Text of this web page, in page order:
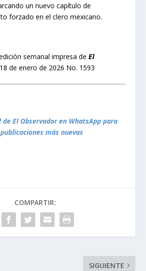
un nuevo capítulo de
forzado en el clero mexicano.
semanal impresa deEl
de enero de 2026 No. 1593
El Observador en WhatsApp para
más nuevas
COMPARTIR:
SIGUIENTE